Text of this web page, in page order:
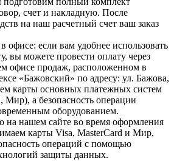
счет и накладную. После
на наш расчетный счет ваш заказ
офисе: если вам удобнее использовать
вы можете провести оплату через
офисе продаж, расположенном в
«Бажовский» по адресу: ул. Бажова,
карты основных платежных систем
Мир), а безопасность операции
оборудованием.
на нашем сайте во время оформления
карты Visa, MasterCard и Мир,
операций с помощью
защиты данных.